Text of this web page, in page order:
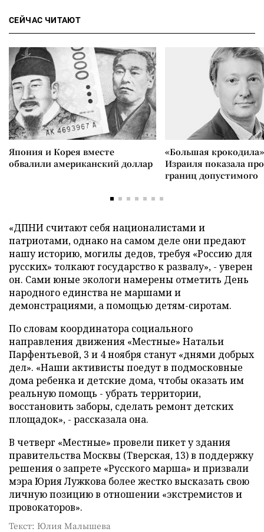
СЕЙЧАС ЧИТАЮТ
Япония и Корея вместе
обвалили американский доллар
«Большая
Израиля показала
границ допустимого
«ДПНИ считают себя националистами и
патриотами, однако на самом деле они предают
нашу историю, могилы дедов, требуя «Россию для
русских» толкают государство к развалу», - уверен
он. Сами юные экологи намерены отметить День
народного единства не маршами и
демонстрациями, а помощью детям-сиротам.
По словам координатора социального
направления движения «Местные» Натальи
Парфентьевой, 3 и 4 ноября станут «днями добрых
дел». «Наши активисты поедут в подмосковные
дома ребенка и детские дома, чтобы оказать им
реальную помощь - убрать территории,
восстановить заборы, сделать ремонт детских
площадок», - рассказала она.
В четверг «Местные» провели пикет у здания
правительства Москвы (Тверская, 13) в поддержку
решения о запрете «Русского марша» и призвали
мэра Юрия Лужкова более жестко высказать свою
личную позицию в отношении «экстремистов и
провокаторов».
Текст: Юлия Малышева